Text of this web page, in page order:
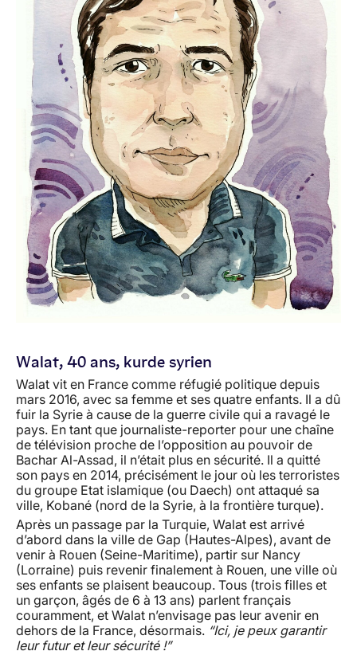
Walat, 40 ans, kurde syrien
Walat vit en France comme réfugié politique depuis
mars 2016, avec sa femme et ses quatre enfants. Il a dû
fuir la Syrie à cause de la guerre civile qui a ravagé le
pays. En tant que journaliste-reporter pour une chaîne
de télévision proche de l’opposition au pouvoir de
Bachar Al-Assad, il n’était plus en sécurité. Il a quitté
son pays en 2014, précisément le jour où les terroristes
du groupe Etat islamique (ou Daech) ont attaqué sa
ville, Kobané (nord de la Syrie, à la frontière turque).
Après un passage par la Turquie, Walat est arrivé
d’abord dans la ville de Gap (Hautes-Alpes), avant de
venir à Rouen (Seine-Maritime), partir sur Nancy
(Lorraine) puis revenir finalement à Rouen, une ville où
ses enfants se plaisent beaucoup. Tous (trois filles et
un garçon, âgés de 6 à 13 ans) parlent français
couramment, et Walat n’envisage pas leur avenir en
dehors de la France, désormais. “Ici, je peux garantir
leur futur et leur sécurité !”